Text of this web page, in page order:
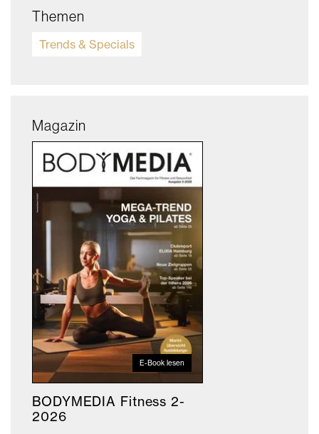
Themen
Trends & Specials
Magazin
E-Book lesen
BODYMEDIA Fitness 2-
2026